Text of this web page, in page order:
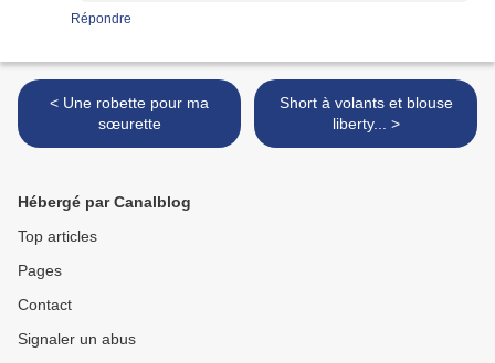
Répondre
< Une robette pour ma
sœurette
Short à volants et blouse
liberty... >
Hébergé par Canalblog
Top articles
Pages
Contact
Signaler un abus